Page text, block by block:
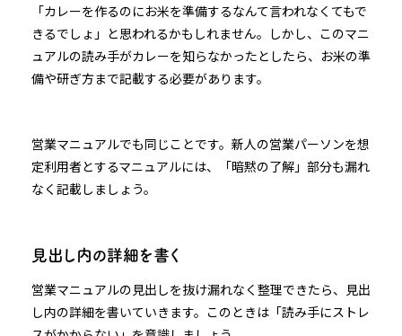
「カレーを作るのにお米を準備するなんて言われなくてもで
きるでしょ」と思われるかもしれません。しかし、このマニ
ュアルの読み手がカレーを知らなかったとしたら、お米の準
備や研ぎ方まで記載する必要があります。
営業マニュアルでも同じことです。新人の営業パーソンを想
定利用者とするマニュアルには、「暗黙の了解」部分も漏れ
なく記載しましょう。
見出し内の詳細を書く
営業マニュアルの見出しを抜け漏れなく整理できたら、見出
し内の詳細を書いていきます。このときは「読み手にストレ